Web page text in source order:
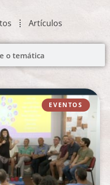
Artículos
EVENTOS